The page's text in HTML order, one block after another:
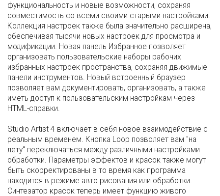
функциональность и новые возможности, сохраняя
совместимость со всеми своими старыми настройками.
Коллекция настроек также была значительно расширена,
обеспечивая тысячи новых настроек для просмотра и
модификации. Новая панель Избранное позволяет
организовать пользовательские наборы рабочих
избранных настроек пространства, сохраняя движимые
панели инструментов. Новый встроенный браузер
позволяет вам документировать, организовать, а также
иметь доступ к пользовательским настройкам через
HTML-справки.
Studio Artist 4 включает в себя новое взаимодействие с
реальным временем. Кнопка Loop позволяет вам "на
лету" переключаться между различными настройками
обработки. Параметры эффектов и красок также могут
быть скорректированы в то время как программа
находится в режиме авто рисования или обработки.
Синтезатор красок теперь имеет функцию живого